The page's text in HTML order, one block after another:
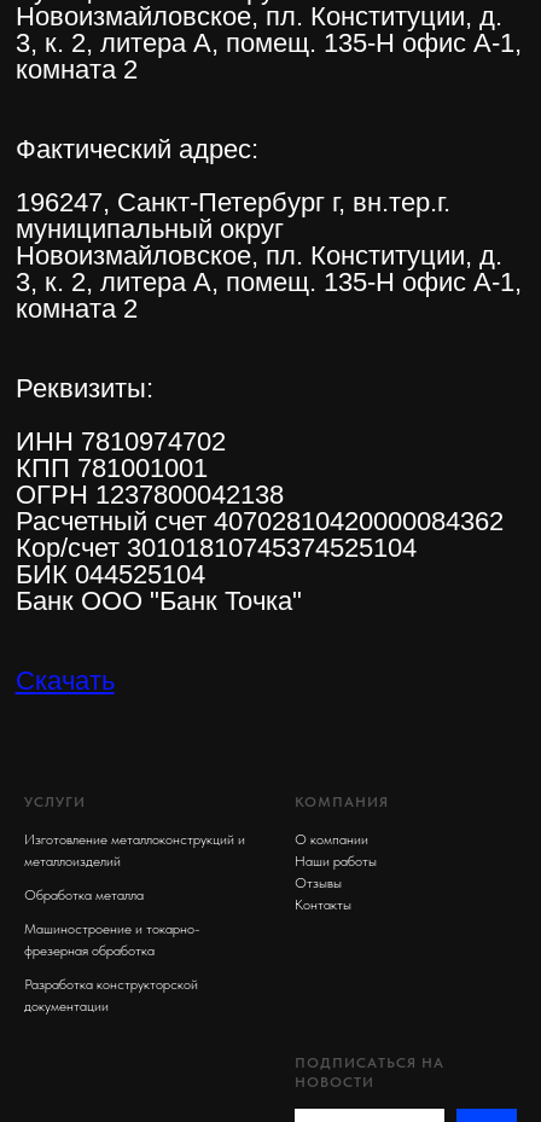
УСЛУГИ
Изготовление металлоконструкций и
металлоизделий
Обработка металла
Машиностроение и токарно-
фрезерная обработка
Разработка конструкторской
документации
КОМПАНИЯ
О компании
Наши работы
Отзывы
Контакты
ПОДПИСАТЬСЯ НА
НОВОСТИ